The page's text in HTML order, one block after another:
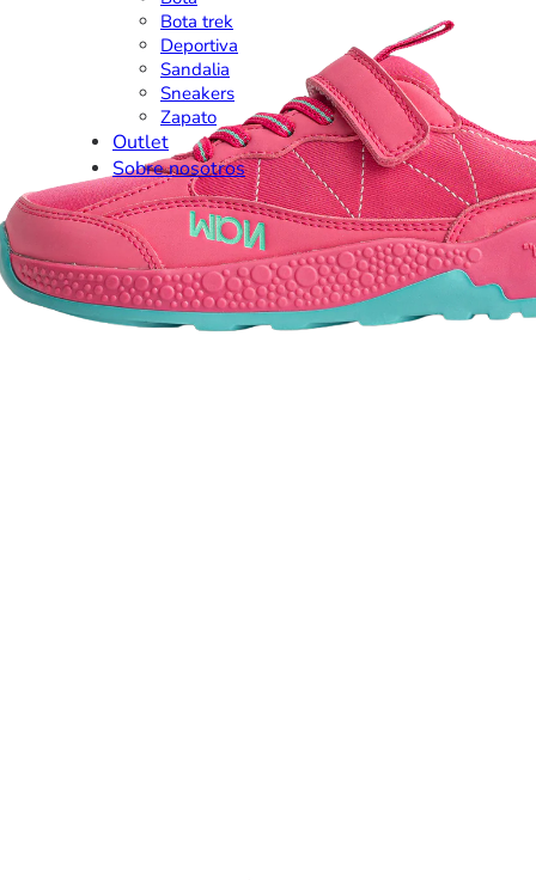
Bota trek
Deportiva
Sandalia
Sneakers
Zapato
Outlet
Sobre nosotros